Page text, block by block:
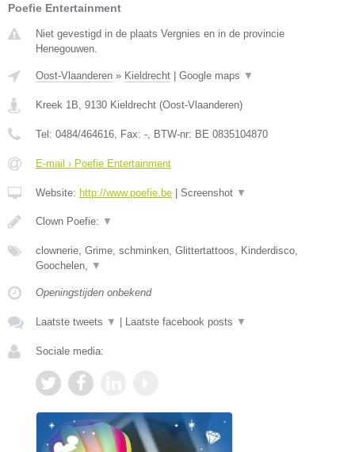
Poefie Entertainment
Niet gevestigd in de plaats Vergnies en in de provincie
Henegouwen.
Oost-Vlaanderen » Kieldrecht | Google maps ▼
Kreek 1B 9130 Kieldrecht (Oost-Vlaanderen)
Tel: 0484/464616 , Fax: - , BTW-nr: BE 0835104870
E-mail › Poefie Entertainment
Website: http://www.poefie.be | Screenshot ▼
Clown Poefie: ▼
clownerie, Grime, schminken, Glittertattoos, Kinderdisco,
Goochelen,
▼
Openingstijden onbekend
Laatste tweets ▼ | Laatste facebook posts ▼
Sociale media: